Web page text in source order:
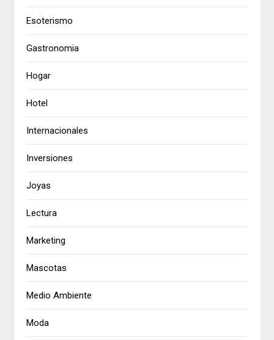
Esoterismo
Gastronomia
Hogar
Hotel
Internacionales
Inversiones
Joyas
Lectura
Marketing
Mascotas
Medio Ambiente
Moda